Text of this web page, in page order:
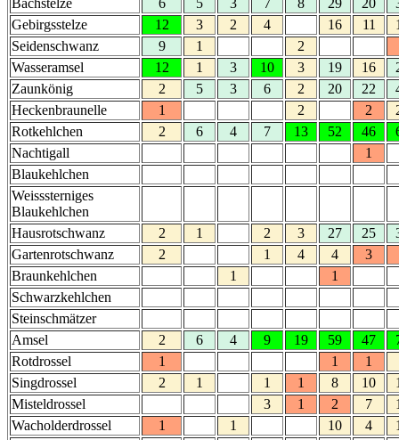
Gebirgsstelze
12 3 2 4 16 11
Seidenschwanz
9 1
2
Wasseramsel
12 1 3 10 3 19 16
Zaunkönig
2 5 3 6 2 20 22
Heckenbraunelle
1 2 2
Rotkehlchen
2 6 4 7 13 52 46
Nachtigall
1
Blaukehlchen
Weisssterniges
Blaukehlchen
Hausrotschwanz
2 1 2 3 27 25
Gartenrotschwanz
2 1 4 4
3
Braunkehlchen
1
1
Schwarzkehlchen
Steinschmätzer
Amsel
2 6 4 9 19 59 47
Rotdrossel
1 1
1
Singdrossel
2 1 1 1 8 10
Misteldrossel
3 1 2 7
Wacholderdrossel
1 1 10 4